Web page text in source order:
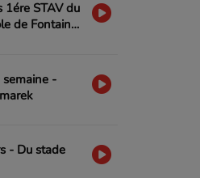
1ére STAV du
de Fontaine-
-
- Du stade